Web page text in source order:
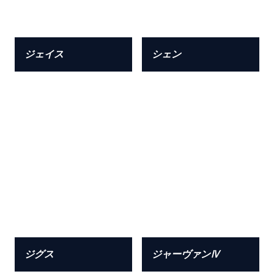
ジェイス シェン
ジグス ジャーヴァンⅣ